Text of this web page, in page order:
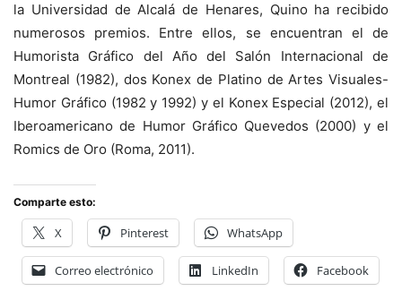
la Universidad de Alcalá de Henares, Quino ha recibido
numerosos premios. Entre ellos, se encuentran el de
Humorista Gráfico del Año del Salón Internacional de
Montreal (1982), dos Konex de Platino de Artes Visuales-
Humor Gráfico (1982 y 1992) y el Konex Especial (2012), el
Iberoamericano de Humor Gráfico Quevedos (2000) y el
Romics de Oro (Roma, 2011).
Comparte esto:
X Pinterest WhatsApp
Correo electrónico LinkedIn Facebook